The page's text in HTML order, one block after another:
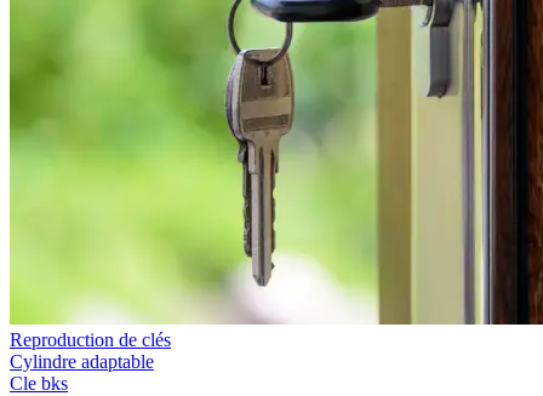
Reproduction de clés
Cylindre adaptable
Cle bks